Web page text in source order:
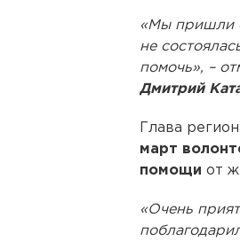
«Мы пришли
не
помочь», –
Дмитрий
Глава
март
помощи от
«Очень